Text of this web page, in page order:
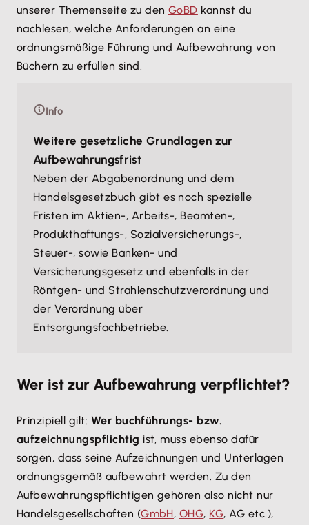
unserer Themenseite zu den GoBD kannst du
nachlesen, welche Anforderungen an eine
ordnungsmäßige Führung und Aufbewahrung von
Büchern zu erfüllen sind.
Info
Weitere gesetzliche Grundlagen zur
Aufbewahrungsfrist
Neben der Abgabenordnung und dem
Handelsgesetzbuch gibt es noch spezielle
Fristen im Aktien-, Arbeits-, Beamten-,
Produkthaftungs-, Sozialversicherungs-,
Steuer-, sowie Banken- und
Versicherungsgesetz und ebenfalls in der
Röntgen- und Strahlenschutzverordnung und
der Verordnung über
Entsorgungsfachbetriebe.
Wer ist zur Aufbewahrung verpflichtet?
Prinzipiell gilt: Wer buchführungs- bzw.
aufzeichnungspflichtig ist, muss ebenso dafür
sorgen, dass seine Aufzeichnungen und Unterlagen
ordnungsgemäß aufbewahrt werden. Zu den
Aufbewahrungspflichtigen gehören also nicht nur
Handelsgesellschaften (GmbH, OHG, KG, AG etc.),